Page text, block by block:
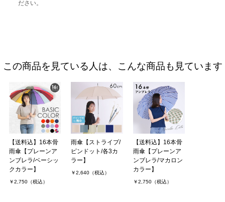
ださい。
この商品を見ている人は、こんな商品も見ています
【送料込】16本骨
雨傘【プレーンア
ンブレラ/ベーシッ
クカラー】
￥2,750（税込）
雨傘【ストライプ/
ピンドット/各3カ
ラー】
￥2,640（税込）
【送料込】16本骨
雨傘【プレーンア
ンブレラ/マカロン
カラー】
￥2,750（税込）